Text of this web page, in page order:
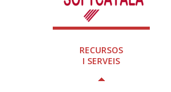
RECURSOS
I SERVEIS